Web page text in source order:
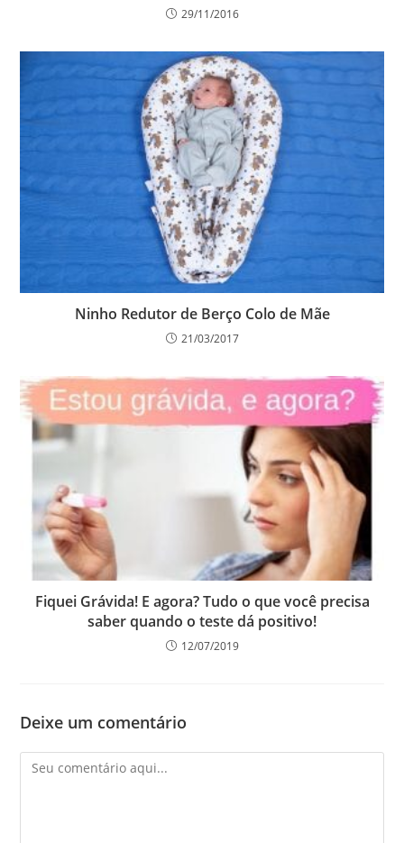
29/11/2016
Ninho Redutor de Berço Colo de Mãe
21/03/2017
Fiquei Grávida! E agora? Tudo o que você precisa
saber quando o teste dá positivo!
12/07/2019
Deixe um comentário